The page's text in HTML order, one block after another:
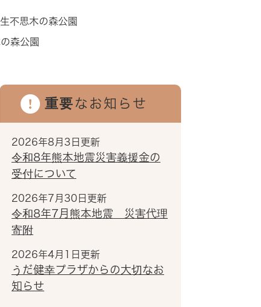
不思木の森公園
森公園
重要なお知らせ
2026年8月3日更新
令和8年熊本地震災害義援金の
受付について
2026年7月30日更新
令和8年7月熊本地震 災害代理
寄附
2026年4月1日更新
うだ健幸プラザからの大切なお
知らせ